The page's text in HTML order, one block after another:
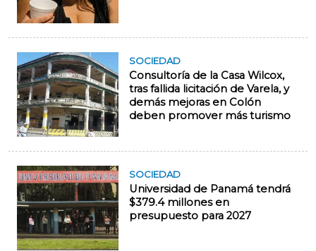
SOCIEDAD
Consultoría de la Casa Wilcox,
tras fallida licitación de Varela, y
demás mejoras en Colón
deben promover más turismo
SOCIEDAD
Universidad de Panamá tendrá
$379.4 millones en
presupuesto para 2027